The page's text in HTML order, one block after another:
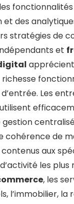
des
stratégies de
et
Les
cohérence de
aux
les
, les
l’immobilier,